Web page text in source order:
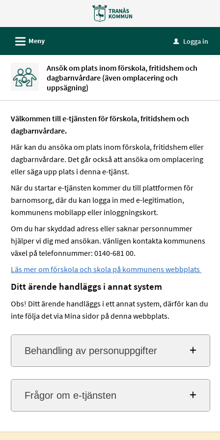
tjänster
Tranås
kommun
L Meny u Logga in
Ansök om plats inom förskola, fritidshem och
dagbarnvårdare (även omplacering och
uppsägning)
Välkommen till e-tjänsten för förskola, fritidshem och
dagbarnvårdare.
Här kan du ansöka om plats inom förskola, fritidshem eller
dagbarnvårdare. Det går också att ansöka om omplacering
eller säga upp plats i denna e-tjänst.
När du startar e-tjänsten kommer du till plattformen för
barnomsorg, där du kan logga in med e-legitimation,
kommunens mobilapp eller inloggningskort.
Om du har skyddad adress eller saknar personnummer
hjälper vi dig med ansökan. Vänligen kontakta kommunens
växel på telefonnummer: 0140-681 00.
Läs mer om förskola och skola på kommunens webbplats
Ditt ärende handläggs i annat system
Obs! Ditt ärende handläggs i ett annat system, därför kan du
inte följa det via Mina sidor på denna webbplats.
Behandling av personuppgifter
Frågor om e-tjänsten